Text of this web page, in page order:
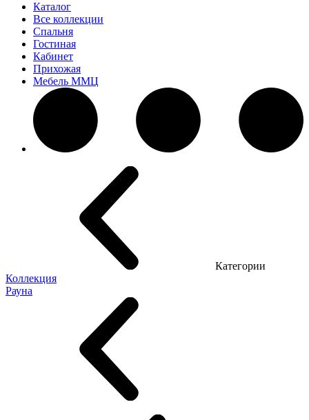
Каталог
Все коллекции
Спальня
Гостиная
Кабинет
Прихожая
Мебель ММЦ
Категории
Коллекция
Рауна